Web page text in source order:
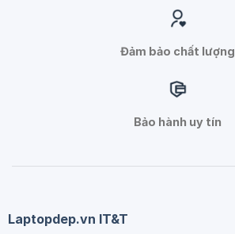
Đảm bảo chất lượng
Bảo hành uy tín
Laptopdep.vn IT&T